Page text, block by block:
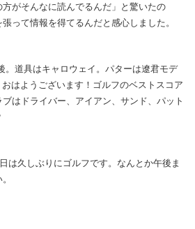
がそんなに読んでるんだ」と驚いたの
って情報を得てるんだと感心しました。
。道具はキャロウェイ。パターは遼君モデ
はようございます！ゴルフのベストスコア
はドライバー、アイアン、サンド、パット
は久しぶりにゴルフです。なんとか午後ま